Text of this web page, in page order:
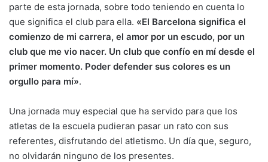
parte de esta jornada, sobre todo teniendo en cuenta lo
que significa el club para ella. «El Barcelona significa el
comienzo de mi carrera, el amor por un escudo, por un
club que me vio nacer. Un club que confío en mí desde el
primer momento. Poder defender sus colores es un
orgullo para mí».
Una jornada muy especial que ha servido para que los
atletas de la escuela pudieran pasar un rato con sus
referentes, disfrutando del atletismo. Un día que, seguro,
no olvidarán ninguno de los presentes.